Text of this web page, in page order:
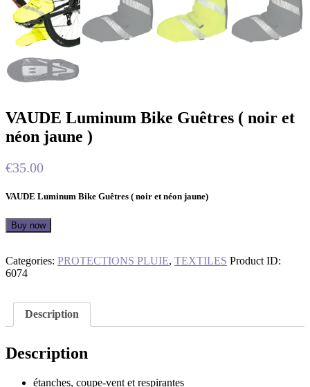
VAUDE Luminum Bike Guêtres ( noir et
néon jaune )
€35.00
VAUDE Luminum Bike Guêtres ( noir et néon jaune)
Buy now
Categories: PROTECTIONS PLUIE, TEXTILES Product ID:
6074
Description
Description
étanches, coupe-vent et respirantes